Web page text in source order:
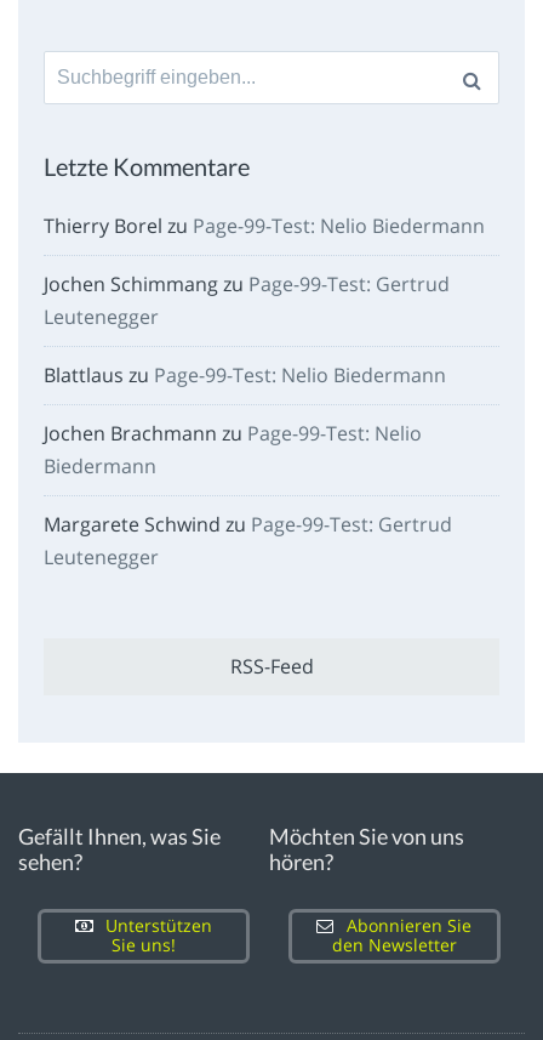
Suche
nach:
Letzte Kommentare
Thierry Borel zu Page-99-Test: Nelio Biedermann
Jochen Schimmangzu Page-99-Test: Gertrud
Leutenegger
Blattlaus zu Page-99-Test: Nelio Biedermann
Jochen Brachmann zu Page-99-Test: Nelio
Biedermann
Margarete Schwind zu Page-99-Test: Gertrud
Leutenegger
RSS-Feed
Gefällt Ihnen, was Sie
sehen?
Unterstützen
Sie uns!
Möchten Sie von uns
hören?
Abonnieren Sie
den Newsletter